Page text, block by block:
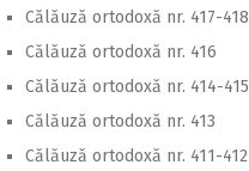
Călăuză ortodoxă nr. 417-418
Călăuză ortodoxă nr. 416
Călăuză ortodoxă nr. 414-415
Călăuză ortodoxă nr. 413
Călăuză ortodoxă nr. 411-412